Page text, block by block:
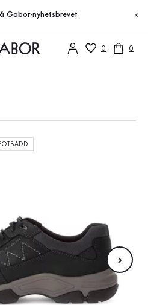
Gabor-nyhetsbrevet ×
0 0